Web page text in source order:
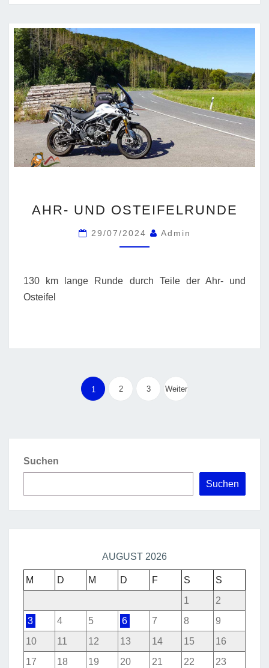
UND
OSTEIFELRUNDE
AHR- UND OSTEIFELRUNDE
29/07/2024 Admin
130 km lange Runde durch Teile der Ahr- und
Osteifel
der
1 2 3 Weiter
Suchen
Suchen
AUGUST 2026
M D M D F S
S
1
2
3
4 5 6 7 8
9
10
11 12 13 14 15
16
17
18 19 20 21 22
23